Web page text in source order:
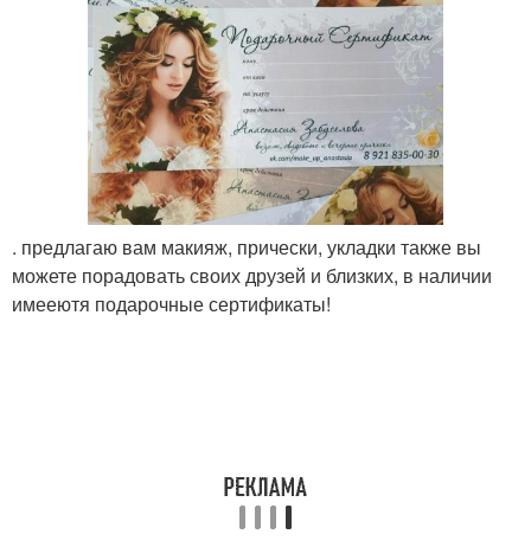
. предлагаю вам макияж, прически, укладки также вы
можете порадовать своих друзей и близких, в наличии
имееютя подарочные сертификаты!